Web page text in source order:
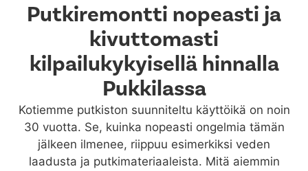
Putkiremontti nopeasti ja
kivuttomasti
kilpailukykyisellä hinnalla
Pukkilassa
Kotiemme putkiston suunniteltu käyttöikä on noin
30 vuotta. Se, kuinka nopeasti ongelmia tämän
jälkeen ilmenee, riippuu esimerkiksi veden
laadusta ja putkimateriaaleista. Mitä aiemmin